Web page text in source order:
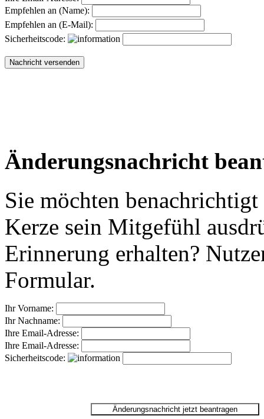
Empfehlen an (Name):
Empfehlen an (E-Mail):
Sicherheitscode:
Änderungsnachricht
Sie möchten
Kerze sein Mitgefühl
Erinnerung erhalten?
Formular.
Ihr Vorname:
Ihr Nachname:
Ihre Email-Adresse:
Ihre Email-Adresse:
Sicherheitscode: